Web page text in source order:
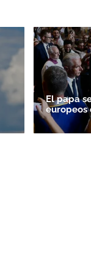
El papa
europeos